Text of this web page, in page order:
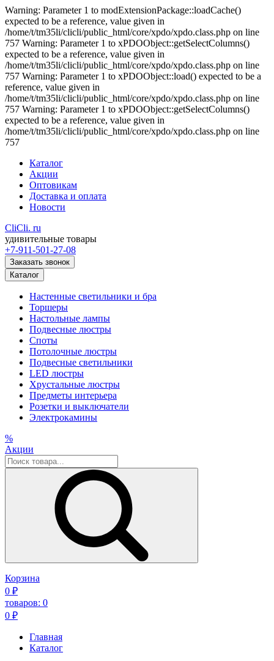
Warning: Parameter 1 to modExtensionPackage::loadCache()
expected to be a reference, value given in
/home/t/tm35li/clicli/public_html/core/xpdo/xpdo.class.php on line
757 Warning: Parameter 1 to xPDOObject::getSelectColumns()
expected to be a reference, value given in
/home/t/tm35li/clicli/public_html/core/xpdo/xpdo.class.php on line
757 Warning: Parameter 1 to xPDOObject::load() expected to be a
reference, value given in
/home/t/tm35li/clicli/public_html/core/xpdo/xpdo.class.php on line
757 Warning: Parameter 1 to xPDOObject::getSelectColumns()
expected to be a reference, value given in
/home/t/tm35li/clicli/public_html/core/xpdo/xpdo.class.php on line
757
Каталог
Акции
Оптовикам
Доставка и оплата
Новости
CliCli. ru
удивительные товары
+7-911-501-27-08
Заказать звонок
Каталог
Настенные светильники и бра
Торшеры
Настольные лампы
Подвесные люстры
Споты
Потолочные люстры
Подвесные светильники
LED люстры
Хрустальные люстры
Предметы интерьера
Розетки и выключатели
Электрокамины
%
Акции
Корзина
0 ₽
товаров: 0
0 ₽
Главная
Каталог